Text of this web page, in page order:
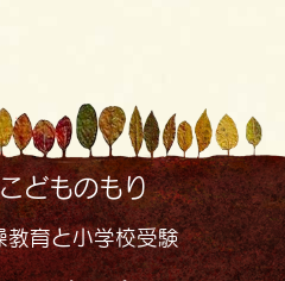
どものもり
教育と小学校受験